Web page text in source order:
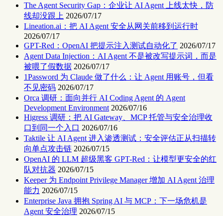
The Agent Security Gap：企业让 AI Agent 上线太快，防
线却没跟上 2026/07/17
Lineation.ai：把 AI Agent 安全从网关前移到运行时
2026/07/17
GPT-Red：OpenAI 把提示注入测试自动化了 2026/07/17
Agent Data Injection：AI Agent 不是被改写提示词，而是
被喂了假数据 2026/07/17
1Password 为 Claude 做了什么：让 Agent 用账号，但看
不见密码 2026/07/17
Orca 调研：面向并行 AI Coding Agent 的 Agent
Development Environment 2026/07/16
Higress 调研：把 AI Gateway、MCP 托管与安全治理收
口到同一个入口 2026/07/16
Taktile 让 AI Agent 进入渗透测试：安全评估正从扫描转
向单点攻击链 2026/07/15
OpenAI 的 LLM 超级黑客 GPT-Red：让模型更安全的红
队对抗器 2026/07/15
Keeper 为 Endpoint Privilege Manager 增加 AI Agent 治理
能力 2026/07/15
Enterprise Java 拥抱 Spring AI 与 MCP：下一场危机是
Agent 安全治理 2026/07/15